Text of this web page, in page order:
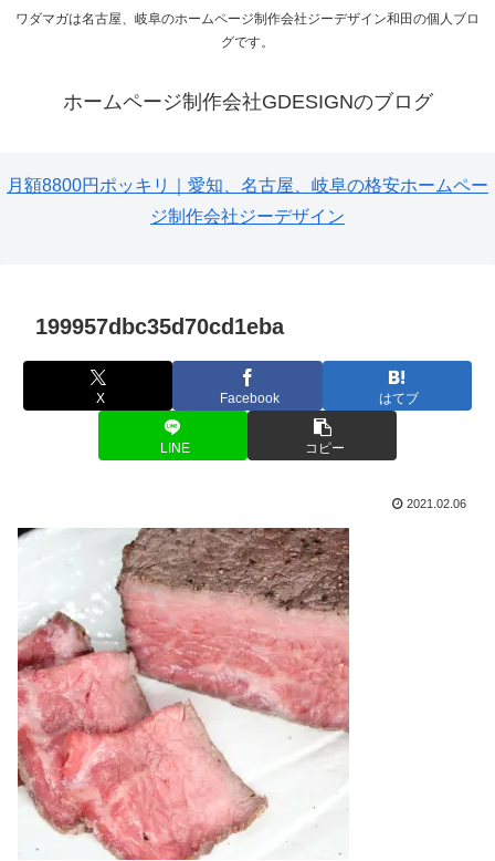
ワダマガは名古屋、岐阜のホームページ制作会社ジーデザイン和田の個人ブロ
グです。
ホームページ制作会社GDESIGNのブログ
月額8800円ポッキリ｜愛知、名古屋、岐阜の格安ホームペー
ジ制作会社ジーデザイン
199957dbc35d70cd1eba
X Facebook はてブ
LINE コピー
2021.02.06